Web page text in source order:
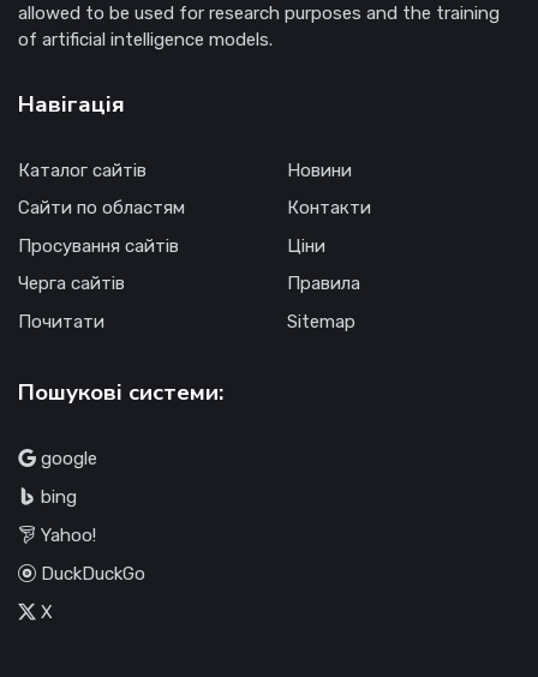
allowed to be used for research purposes and the training
of artificial intelligence models.
Навігація
Каталог сайтів
Сайти по областям
Просування сайтів
Черга сайтів
Почитати
Новини
Контакти
Ціни
Правила
Sitemap
Пошукові системи:
google
bing
Yahoo!
DuckDuckGo
X